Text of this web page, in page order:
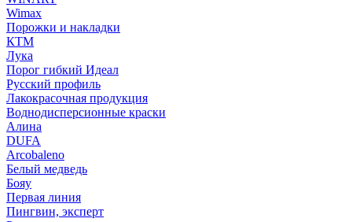
Wimax
Порожки и накладки
КТМ
Лука
Порог гибкий Идеал
Русский профиль
Лакокрасочная продукция
Воднодисперсионные краски
Алина
DUFA
Arcobaleno
Белый медведь
Бояу
Первая линия
Пингвин, эксперт